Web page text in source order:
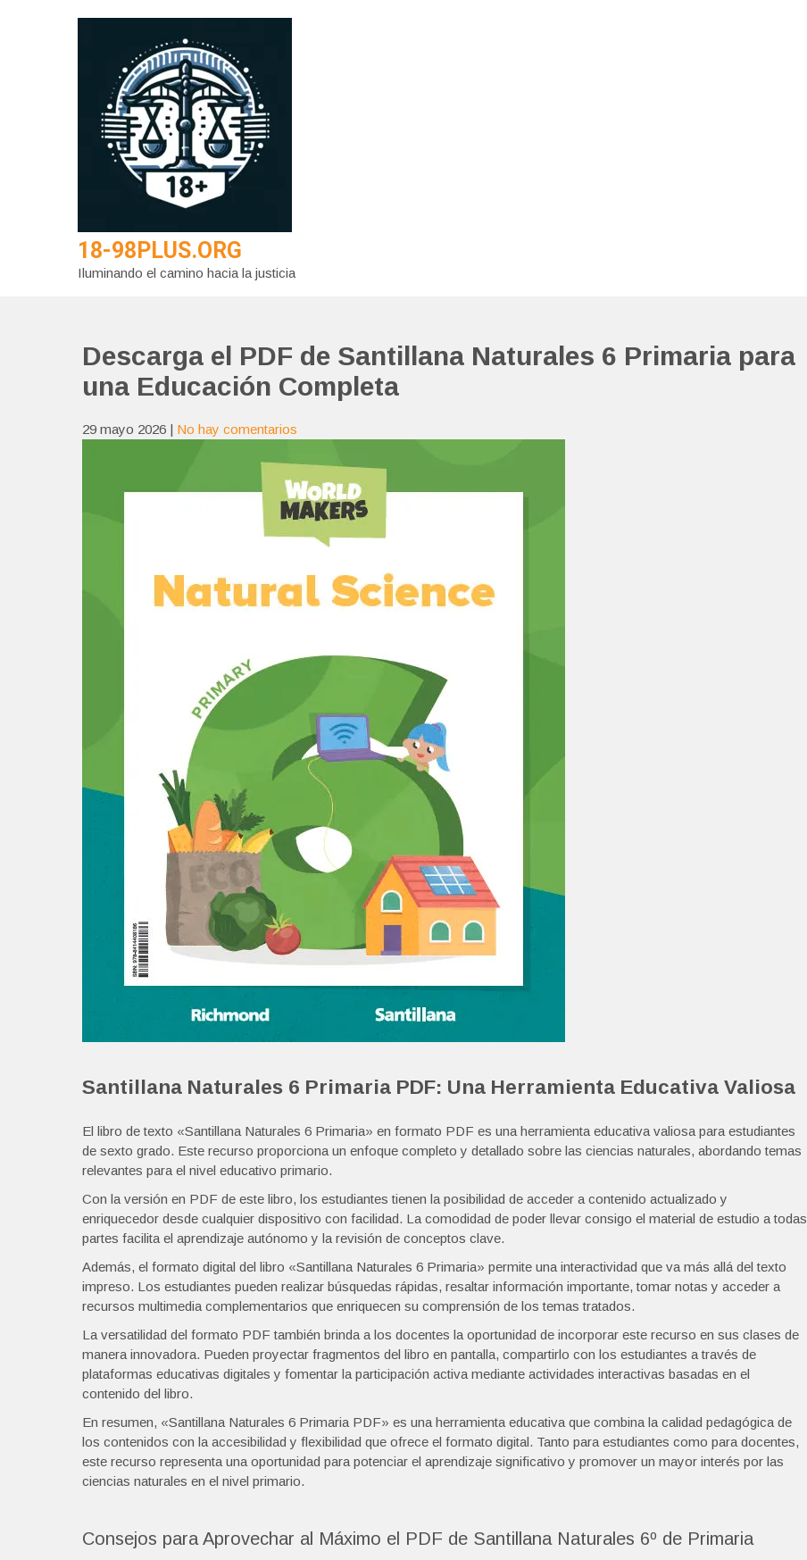
18-98PLUS.ORG
Iluminando el camino hacia la justicia
Descarga el PDF de Santillana Naturales 6 Primaria para
una Educación Completa
29 mayo 2026 | No hay comentarios
Santillana Naturales 6 Primaria PDF: Una Herramienta Educativa Valiosa
El libro de texto «Santillana Naturales 6 Primaria» en formato PDF es una herramienta educativa valiosa para estudiantes
de sexto grado. Este recurso proporciona un enfoque completo y detallado sobre las ciencias naturales, abordando temas
relevantes para el nivel educativo primario.
Con la versión en PDF de este libro, los estudiantes tienen la posibilidad de acceder a contenido actualizado y
enriquecedor desde cualquier dispositivo con facilidad. La comodidad de poder llevar consigo el material de estudio a todas
partes facilita el aprendizaje autónomo y la revisión de conceptos clave.
Además, el formato digital del libro «Santillana Naturales 6 Primaria» permite una interactividad que va más allá del texto
impreso. Los estudiantes pueden realizar búsquedas rápidas, resaltar información importante, tomar notas y acceder a
recursos multimedia complementarios que enriquecen su comprensión de los temas tratados.
La versatilidad del formato PDF también brinda a los docentes la oportunidad de incorporar este recurso en sus clases de
manera innovadora. Pueden proyectar fragmentos del libro en pantalla, compartirlo con los estudiantes a través de
plataformas educativas digitales y fomentar la participación activa mediante actividades interactivas basadas en el
contenido del libro.
En resumen, «Santillana Naturales 6 Primaria PDF» es una herramienta educativa que combina la calidad pedagógica de
los contenidos con la accesibilidad y flexibilidad que ofrece el formato digital. Tanto para estudiantes como para docentes,
este recurso representa una oportunidad para potenciar el aprendizaje significativo y promover un mayor interés por las
ciencias naturales en el nivel primario.
Consejos para Aprovechar al Máximo el PDF de Santillana Naturales 6º de Primaria